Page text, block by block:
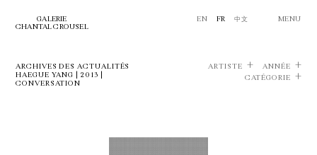
GALERIE
CHANTAL CROUSEL
EN FR 中文 MENU
ARCHIVES DES ACTUALITÉS
HAEGUE YANG | 2013 |
CONVERSATION
ARTISTE
ANNÉE
CATÉGORIE